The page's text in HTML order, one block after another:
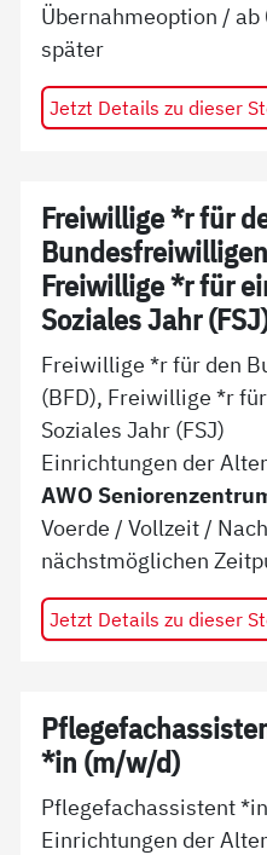
Übernahmeoption / ab
später
Jetzt Details zu dieser
Freiwillige *r für
Freiwillige *r für
Soziales Jahr
Freiwillige *r für den
(BFD), Freiwillige *r
Soziales Jahr (FSJ)
Einrichtungen der
AWO
Voerde /Vollzeit /
nächstmöglichen
Jetzt Details zu dieser
*in (m/w/d)
Pflegefachassistent
Einrichtungen der